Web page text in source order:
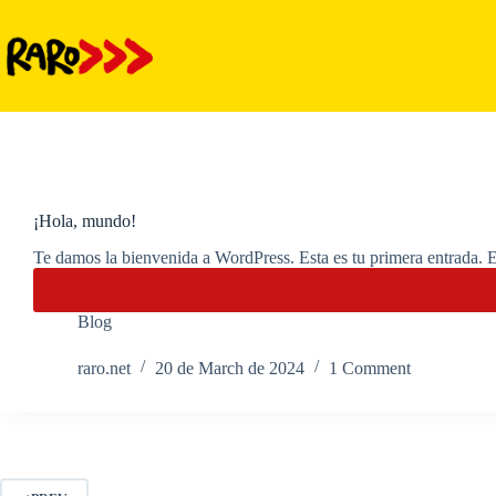
content
¡Hola, mundo!
Te damos la bienvenida a WordPress. Esta es tu primera entrada.
Blog
raro.net 20 de March de 2024 1 Comment